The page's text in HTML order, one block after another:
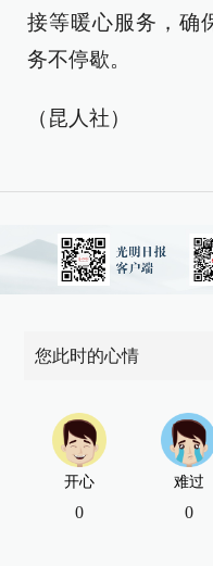
接等暖心服务，确
务不停歇。
（昆人社）
您此时的心情
开心
0
难过
0